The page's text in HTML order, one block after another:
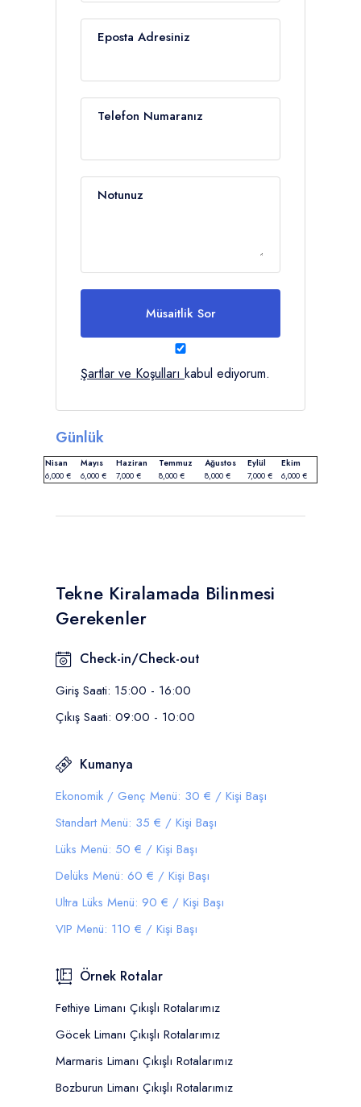
Eposta Adresiniz
Telefon Numaranız
Notunuz
Müsaitlik Sor
Şartlar ve Koşulları kabul ediyorum.
Günlük
Nisan Mayıs Haziran Temmuz Ağustos Eylül
Ekim
6,000 €
6,000 € 7,000 € 8,000 € 8,000 € 7,000 € 6,000 €
Tekne Kiralamada Bilinmesi
Gerekenler
Check-in/Check-out
Giriş Saati: 15:00 - 16:00
Çıkış Saati: 09:00 - 10:00
Kumanya
Ekonomik / Genç Menü: 30 € / Kişi Başı
Standart Menü: 35 € / Kişi Başı
Lüks Menü: 50 € / Kişi Başı
Delüks Menü: 60 € / Kişi Başı
Ultra Lüks Menü: 90 € / Kişi Başı
VIP Menü: 110 € / Kişi Başı
Örnek Rotalar
Fethiye Limanı Çıkışlı Rotalarımız
Göcek Limanı Çıkışlı Rotalarımız
Marmaris Limanı Çıkışlı Rotalarımız
Bozburun Limanı Çıkışlı Rotalarımız